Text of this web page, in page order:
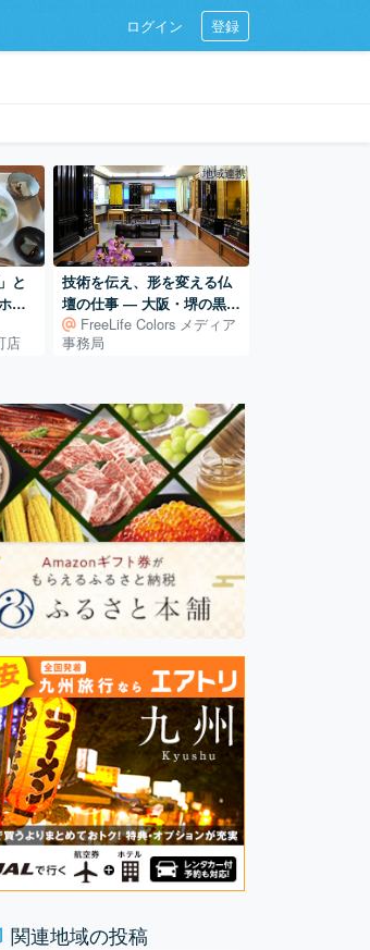
ログイン 登録
と
リ
店
地域連携
技術を伝え、形を変える仏
壇の仕事 ― 大阪・堺の黒澤
商店FreeLife Colors メディア
事務局
関連地域の投稿